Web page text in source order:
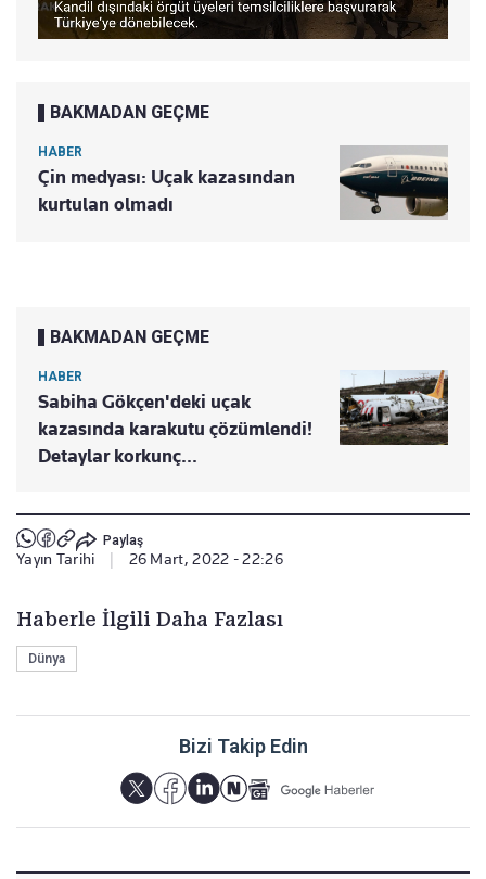
BAKMADAN GEÇME
HABER
Çin medyası: Uçak kazasından
kurtulan olmadı
BAKMADAN GEÇME
HABER
Sabiha Gökçen'deki uçak
kazasında karakutu çözümlendi!
Detaylar korkunç...
Paylaş
Yayın Tarihi 26 Mart, 2022 - 22:26
Haberle İlgili Daha Fazlası
Dünya
Bizi Takip Edin